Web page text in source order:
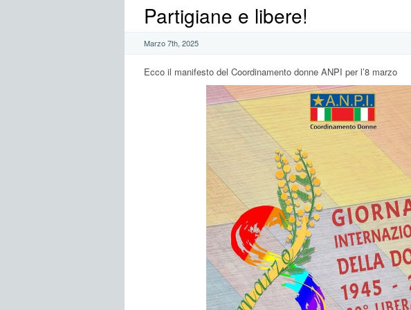
Partigiane e libere!
Marzo 7th, 2025
Ecco il manifesto del Coordinamento donne ANPI per l’8 marzo